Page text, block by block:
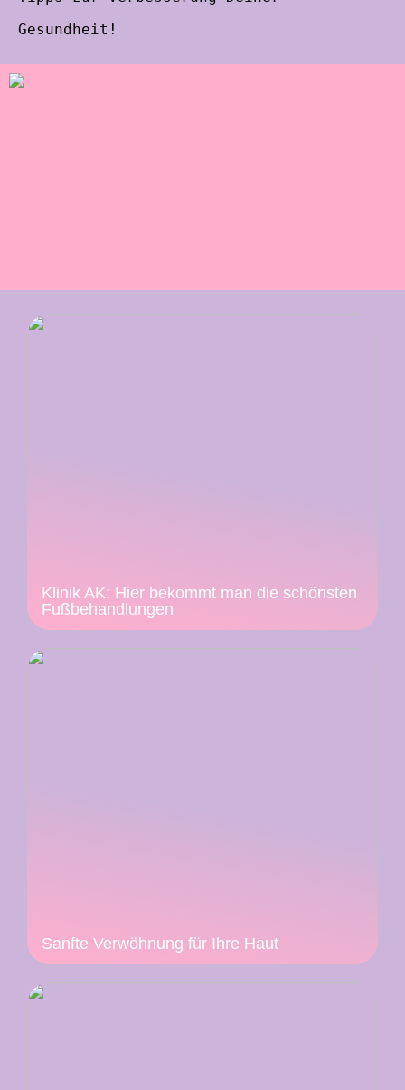
Gesundheit!
Klinik AK: Hier bekommt man die schönsten
Fußbehandlungen
Sanfte Verwöhnung für Ihre Haut